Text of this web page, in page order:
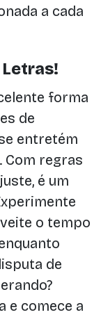
a cada
forma
de
entretém
Com regras
é um
o tempo
de
e comece a